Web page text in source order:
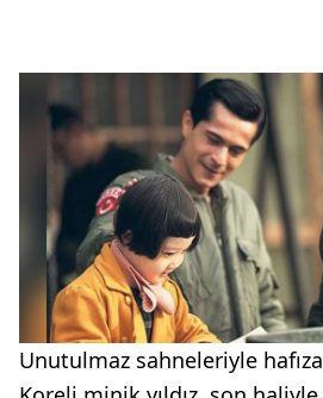
Unutulmaz sahneleriyle